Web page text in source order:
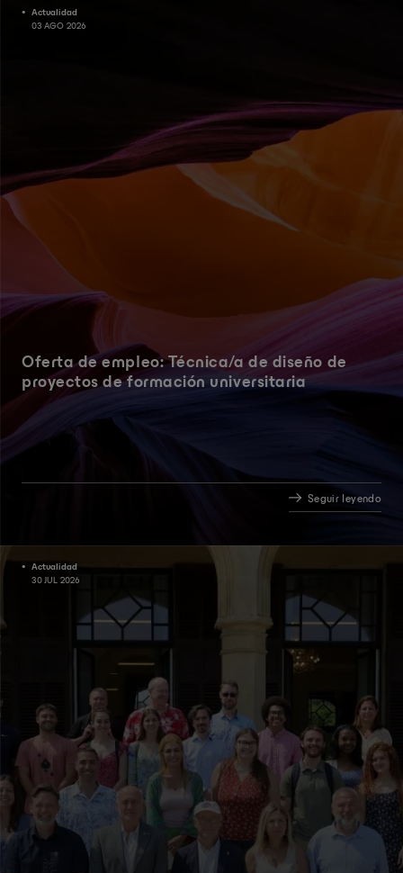
Actualidad
03 AGO 2026
Oferta de empleo: Técnica/a de diseño de
proyectos de formación universitaria
Seguir leyendo
Actualidad
30 JUL 2026